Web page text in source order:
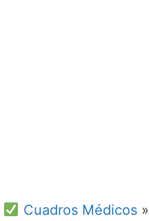
Cuadros Médicos»